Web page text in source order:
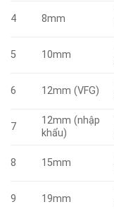
4 8mm
5 10mm
6 12mm (VFG)
7
12mm (nhập
khẩu)
8 15mm
9 19mm